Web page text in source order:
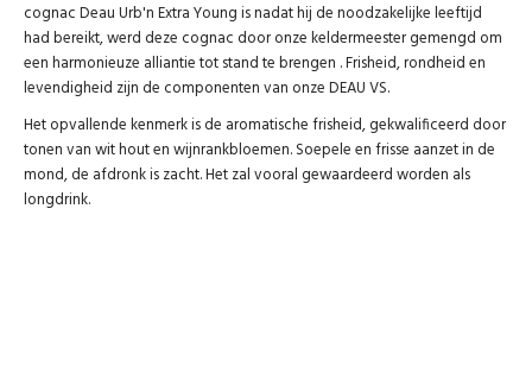
cognac Deau Urb'n Extra Young is nadat hij de noodzakelijke leeftijd
had bereikt, werd deze cognac door onze keldermeester gemengd om
een ​​harmonieuze alliantie tot stand te brengen . Frisheid, rondheid en
levendigheid zijn de componenten van onze DEAU VS.
Het opvallende kenmerk is de aromatische frisheid, gekwalificeerd door
tonen van wit hout en wijnrankbloemen. Soepele en frisse aanzet in de
mond, de afdronk is zacht. Het zal vooral gewaardeerd worden als
longdrink.